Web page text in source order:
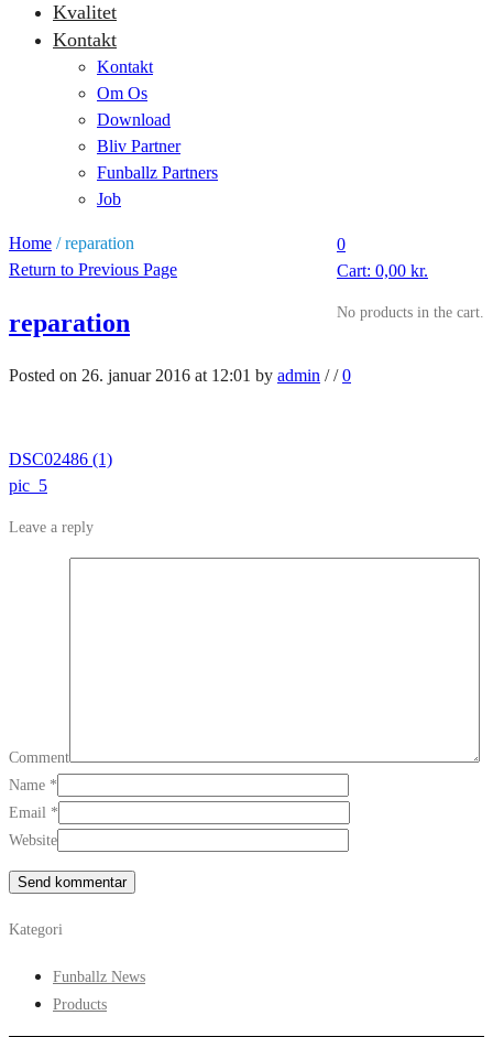
Kvalitet
Kontakt
Kontakt
Om Os
Download
Bliv Partner
Funballz Partners
Job
0
Cart: 0,00 kr.
No products in the cart.
Home / reparation
Return to Previous Page
reparation
Posted on 26. januar 2016 at 12:01 by admin //0
DSC02486 (1)
pic_5
Leave a reply
Comment
Name *
Email *
Website
Kategori
Funballz News
Products